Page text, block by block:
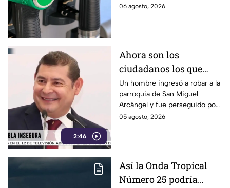
combustible cambia todos los
06 agosto, 2026
2:46
Ahora son los
ciudadanos los que
detienen a los
delincuentes: feligreses
detienen a presunto
ladrón ante la
Armenta
Un hombre ingresó a robar a la
parroquia de San Miguel
Arcángel y fue perseguido por
los propios feligreses, quienes
vigilancia.
05 agosto, 2026
Así la Onda Tropical
Número 25 podría